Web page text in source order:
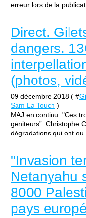
erreur lors de la
Direct.
dangers.
(photos,
09 décembre 2018 ( #
Sam La Touch )
MAJ en continu. "Ces
géniteurs”. Christophe
dégradations qui ont eu
"Invasion
Netanyahu
8000
pays